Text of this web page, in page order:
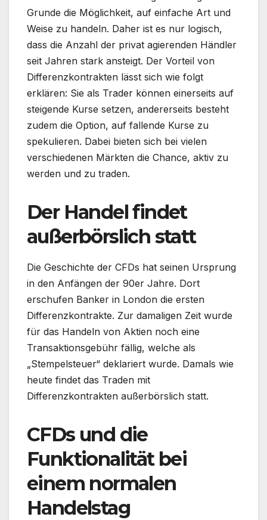
Grunde die Möglichkeit, auf einfache Art und
Weise zu handeln. Daher ist es nur logisch,
dass die Anzahl der privat agierenden Händler
seit Jahren stark ansteigt. Der Vorteil von
Differenzkontrakten lässt sich wie folgt
erklären: Sie als Trader können einerseits auf
steigende Kurse setzen, andererseits besteht
zudem die Option, auf fallende Kurse zu
spekulieren. Dabei bieten sich bei vielen
verschiedenen Märkten die Chance, aktiv zu
werden und zu traden.
Der Handel findet
außerbörslich statt
Die Geschichte der CFDs hat seinen Ursprung
in den Anfängen der 90er Jahre. Dort
erschufen Banker in London die ersten
Differenzkontrakte. Zur damaligen Zeit wurde
für das Handeln von Aktien noch eine
Transaktionsgebühr fällig, welche als
„Stempelsteuer“ deklariert wurde. Damals wie
heute findet das Traden mit
Differenzkontrakten außerbörslich statt.
CFDs und die
Funktionalität bei
einem normalen
Handelstag